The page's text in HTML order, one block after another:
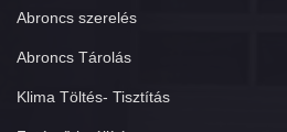
Abroncs szerelés
Abroncs Tárolás
Klima Töltés- Tisztítás